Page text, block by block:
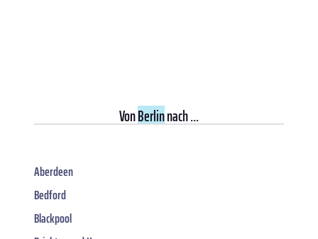
VonBerlinnach ...
Aberdeen
Bedford
Blackpool